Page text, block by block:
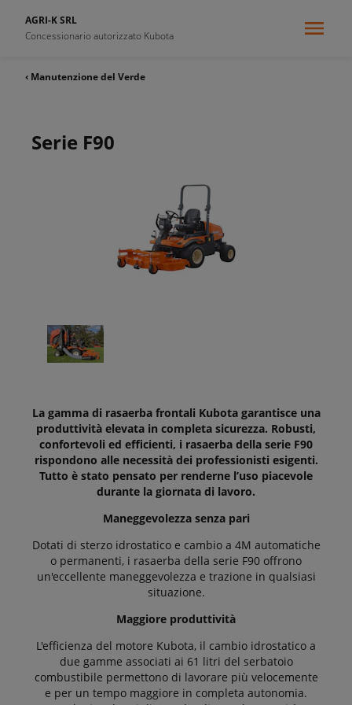
AGRI-K SRL
Concessionario autorizzato Kubota
‹ Manutenzione del Verde
Serie F90
La gamma di rasaerba frontali Kubota garantisce una
produttività elevata in completa sicurezza. Robusti,
confortevoli ed efficienti, i rasaerba della serie F90
rispondono alle necessità dei professionisti esigenti.
Tutto è stato pensato per renderne l’uso piacevole
durante la giornata di lavoro.
Maneggevolezza senza pari
Dotati di sterzo idrostatico e cambio a 4M automatiche
o permanenti, i rasaerba della serie F90 offrono
un'eccellente maneggevolezza e trazione in qualsiasi
situazione.
Maggiore produttività
L'efficienza del motore Kubota, il cambio idrostatico a
due gamme associati ai 61 litri del serbatoio
combustibile permettono di lavorare più velocemente
e per un tempo maggiore in completa autonomia.